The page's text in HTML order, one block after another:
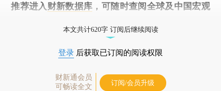
推荐进入 财新数据库 ，可随时查阅全球及中国宏观
本文共计620字 订阅后继续阅读
登录 后获取已订阅的阅读权限
财新通会员
可畅读全文
订阅/会员升级